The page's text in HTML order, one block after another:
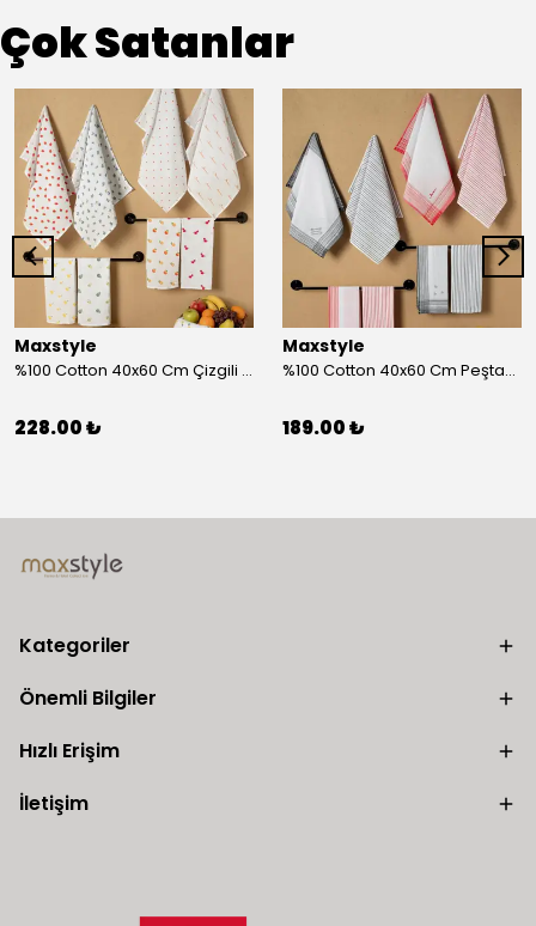
Çok Satanlar
Maxstyle
%100 Cotton 40x60 Cm Çizgili Peştemal Kurulama Bezi 2 Li Set
228.00 ₺
Maxstyle
%100 Cotton 40x60 Cm Peştamal Kurulama Bezi 4 Lü Set
189.00 ₺
Kategoriler
Önemli Bilgiler
Hızlı Erişim
İletişim